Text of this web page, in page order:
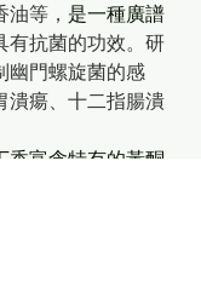
等， 是一種廣譜
有抗菌的功效。研
幽門螺旋菌的感
潰瘍、十二指腸潰
香富含特有的黃酮